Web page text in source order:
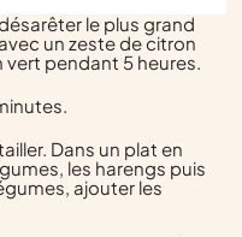
le plus grand
un zeste de citron
vert pendant 5 heures.
Dans un plat en
les harengs puis
ajouter les